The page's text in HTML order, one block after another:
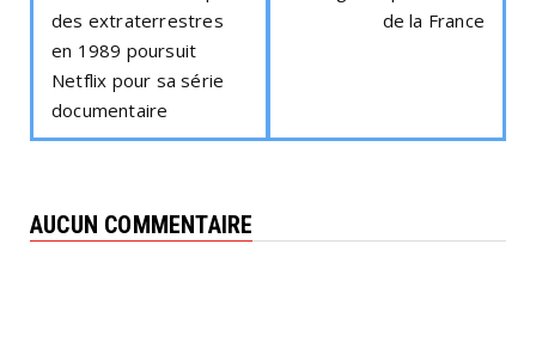
des extraterrestres
en 1989 poursuit
Netflix pour sa série
documentaire
de la France
AUCUN COMMENTAIRE